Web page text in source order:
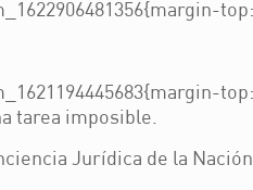
tarea imposible.
Jurídica de la